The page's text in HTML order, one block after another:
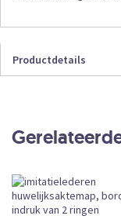
Productdetails
1
verzonden